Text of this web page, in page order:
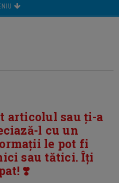
articolul sau ți-a
l cu un
le pot fi
sau tătici. Îți
❣️